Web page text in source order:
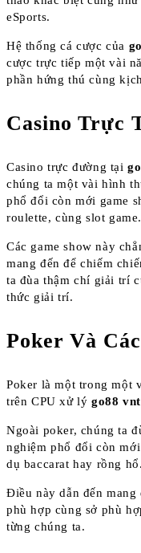
eSports.
Hệ thống cá cược của
cược trực tiếp một vài
phần hứng thú cùng
Casino Trực
Casino trực đường tại
chúng ta một vài hình
phổ đổi còn mới game
roulette, cùng slot game.
Các game show này
mang đến để chiếm
ta đùa thậm chí giải trí
thức giải trí.
Poker Và
Poker là một trong một
trên CPU xử lý go88
Ngoài poker, chúng ta
nghiệm phổ đổi còn
dụ baccarat hay rồng hổ.
Điều này dẫn đến
phù hợp cùng sở phù
từng chúng ta.